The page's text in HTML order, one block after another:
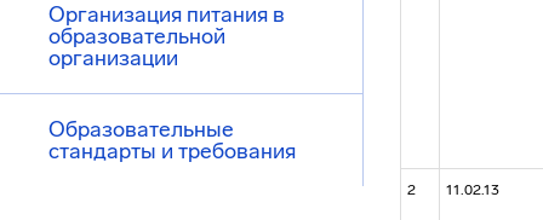
Организация питания в
образовательной
организации
Образовательные
стандарты и требования
2 11.02.13